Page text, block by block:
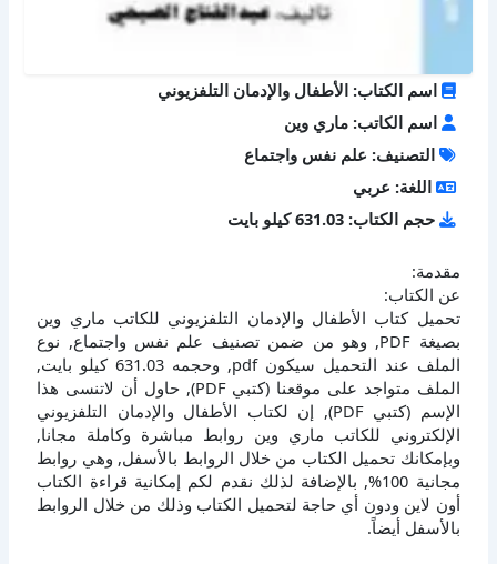
اسم الكتاب: الأطفال والإدمان التلفزيوني
اسم الكاتب: ماري وين
التصنيف: علم نفس واجتماع
اللغة: عربي
حجم الكتاب: 631.03 كيلو بايت
مقدمة:
عن الكتاب:
تحميل كتاب الأطفال والإدمان التلفزيوني للكاتب ماري وين
بصيغة PDF, وهو من ضمن تصنيف علم نفس واجتماع, نوع
الملف عند التحميل سيكون pdf, وحجمه 631.03 كيلو بايت,
الملف متواجد على موقعنا (كتبي PDF), حاول أن لاتنسى هذا
الإسم (كتبي PDF), إن لكتاب الأطفال والإدمان التلفزيوني
الإلكتروني للكاتب ماري وين روابط مباشرة وكاملة مجانا,
وبإمكانك تحميل الكتاب من خلال الروابط بالأسفل, وهي روابط
مجانية 100%, بالإضافة لذلك نقدم لكم إمكانية قراءة الكتاب
أون لاين ودون أي حاجة لتحميل الكتاب وذلك من خلال الروابط
بالأسفل أيضاً.